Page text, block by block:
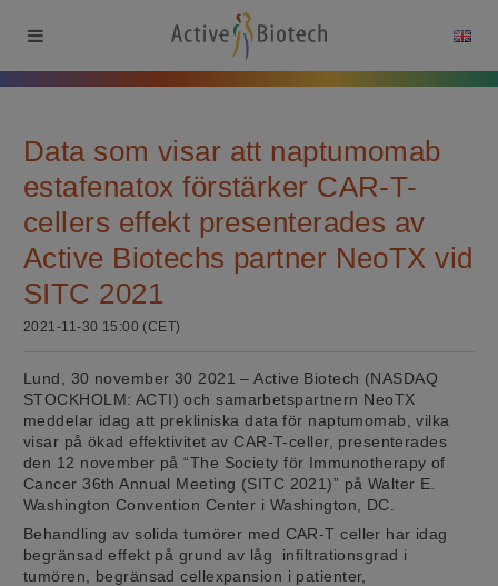
Data som visar att naptumomab
estafenatox förstärker CAR-T-
cellers effekt presenterades av
Active Biotechs partner NeoTX vid
SITC 2021
2021-11-30 15:00 (CET)
Lund, 30 november 30 2021 – Active Biotech (NASDAQ
STOCKHOLM: ACTI) och samarbetspartnern NeoTX
meddelar idag att prekliniska data för naptumomab, vilka
visar på ökad effektivitet av CAR-T-celler, presenterades
den 12 november på “The Society för Immunotherapy of
Cancer 36th Annual Meeting (SITC 2021)” på Walter E.
Washington Convention Center i Washington, DC.
Behandling av solida tumörer med CAR-T celler har idag
begränsad effekt på grund av låg infiltrationsgrad i
tumören, begränsad cellexpansion i patienter,